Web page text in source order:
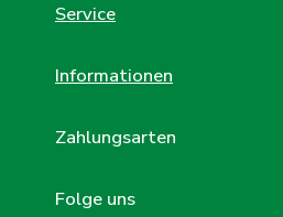
Service
Informationen
Zahlungsarten
Folge uns